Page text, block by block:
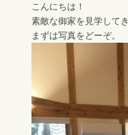
こんにちは！
素敵な御家を見学して
まずは写真をどーぞ。